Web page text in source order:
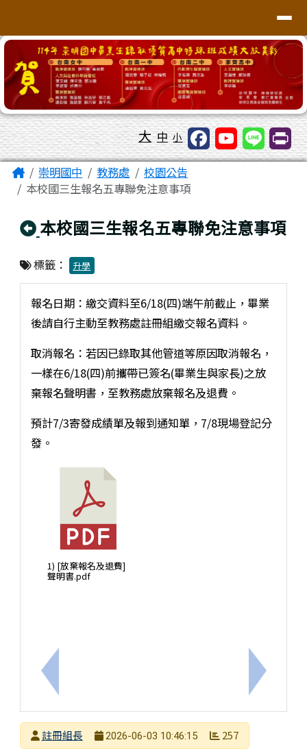
工具列 大 中 小
主內容區域
Home崇明國中 教務處
校園公告
本校國三生報名五專聯免注意事項
回上頁
本校國三生報名五專聯免注意事項
標籤： 升學
上一筆：115學年度新生雙語適性社團錄取及備取名
報名日期：繳交資料至6/18(四)端午前截止，畢業
後請自行主動至教務處註冊組繳交報名資料。
取消報名：若因已錄取其他管道等原因取消報名，
一樣在6/18(四)前攜帶已簽名(畢業生與家長)之放
棄報名聲明書，至教務處放棄報名及退費。
預計7/3寄發成績單及報到通知單，7/8現場登記分
發。
1) [放棄報名及退費]
聲明書.pdf
下一筆：
發布者
註冊組長
2026-06-03 10:46:15 257
頁尾區域